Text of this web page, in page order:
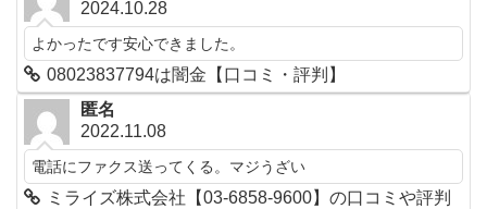
2024.10.28
よかったです安心できました。
08023837794は闇金【口コミ・評判】
匿名
2022.11.08
電話にファクス送ってくる。マジうざい
ミライズ株式会社【03-6858-9600】の口コミや評判